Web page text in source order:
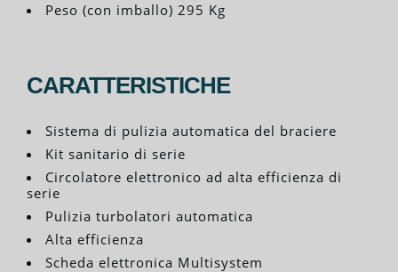
Peso (con imballo) 295 Kg
CARATTERISTICHE
Sistema di pulizia automatica del braciere
Kit sanitario di serie
Circolatore elettronico ad alta efficienza di
serie
Pulizia turbolatori automatica
Alta efficienza
Scheda elettronica Multisystem